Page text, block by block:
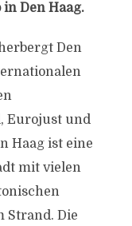
Den Haag.
Den
Eurojust und
Haag ist eine
mit vielen
Strand. Die